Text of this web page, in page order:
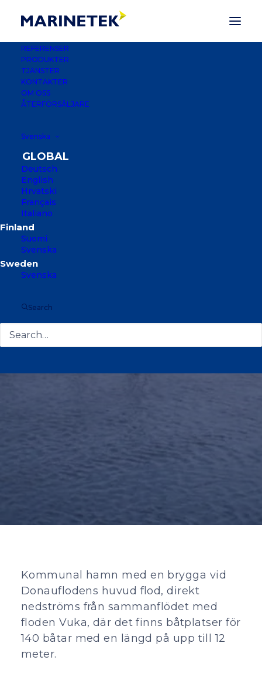
REFERENSER
PRODUKTER
TJÄNSTER
KONTAKTER
OM OSS
ÅTERFÖRSÄLJARE
Svenska
Deutsch
English
Hrvatski
Français
Italiano
Suomi
Svenska
Svenska
Search
MARINA VUKOVAR
Kommunal hamn med en brygga vid
Donauflodens huvud flod, direkt
nedströms från sammanflödet med
floden Vuka, där det finns båtplatser för
140 båtar med en längd på upp till 12
meter.